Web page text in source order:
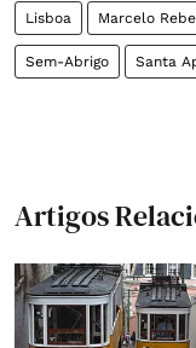
Lisboa Marcelo
Sem-Abrigo Santa
Artigos